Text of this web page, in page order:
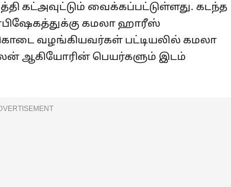
கட்அவுட்டும் வைக்கப்பட்டுள்ளது. கடந்த
கமலா ஹாரீஸ்
வழங்கியவர்கள் பட்டியலில் கமலா
ஆகியோரின் பெயர்களும் இடம்